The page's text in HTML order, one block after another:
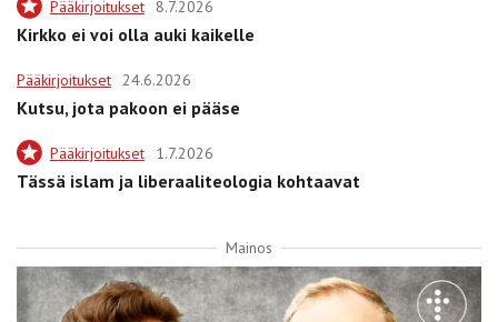
Pääkirjoitukset 8.7.2026
Kirkko ei voi olla auki kaikelle
Pääkirjoitukset 24.6.2026
Kutsu, jota pakoon ei pääse
Pääkirjoitukset 1.7.2026
Tässä islam ja liberaaliteologia kohtaavat
Mainos